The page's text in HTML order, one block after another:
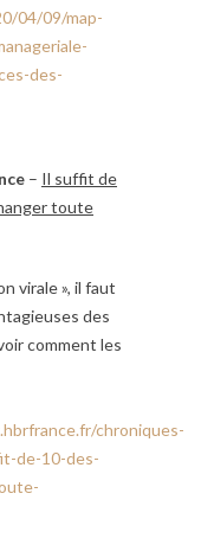
04/09/map-
des-
– Il suffit de
toute
virale », il faut
des
comment les
chroniques-
de-10-des-